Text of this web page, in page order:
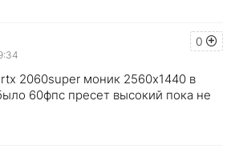
0
2060super моник 2560x1440 в
60фпс пресет высокий пока не